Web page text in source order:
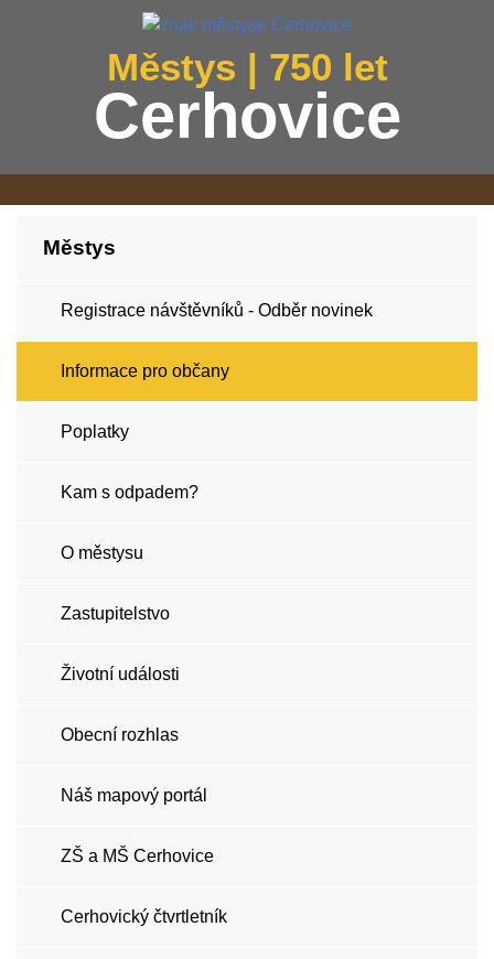
Městys | 750 let
Cerhovice
Městys
Registrace návštěvníků - Odběr novinek
Informace pro občany
Poplatky
Kam s odpadem?
O městysu
Zastupitelstvo
Životní události
Obecní rozhlas
Náš mapový portál
ZŠ a MŠ Cerhovice
Cerhovický čtvrtletník